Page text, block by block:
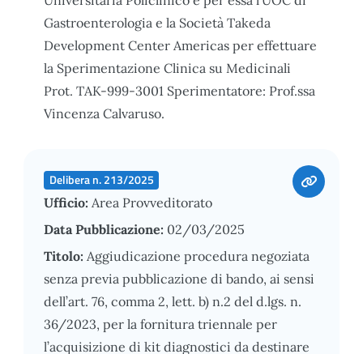
Gastroenterologia e la Società Takeda
Development Center Americas per effettuare
la Sperimentazione Clinica su Medicinali
Prot. TAK-999-3001 Sperimentatore: Prof.ssa
Vincenza Calvaruso.
Delibera n. 213/2025
Ufficio: Area Provveditorato
Data Pubblicazione: 02/03/2025
Titolo: Aggiudicazione procedura negoziata
senza previa pubblicazione di bando, ai sensi
dell’art. 76, comma 2, lett. b) n.2 del d.lgs. n.
36/2023, per la fornitura triennale per
l’acquisizione di kit diagnostici da destinare